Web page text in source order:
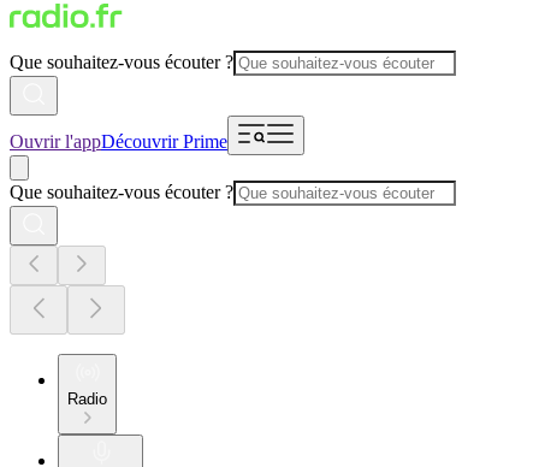
Que souhaitez-vous écouter ?
Ouvrir l'appDécouvrir Prime
Que souhaitez-vous écouter ?
Radio